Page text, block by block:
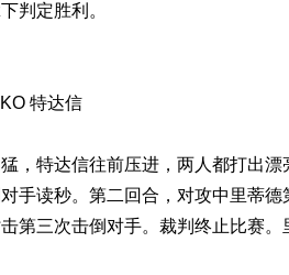
判定胜利。
特达信
，特达信往前压进，两人都打出
手读秒。第二回合，对攻中里蒂
第三次击倒对手。裁判终止比赛